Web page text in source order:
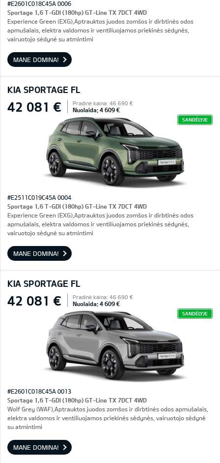
#E2601C018C45A 0006
Sportage 1,6 T-GDI (180hp) GT-Line TX 7DCT 4WD
Experience Green (EXG),Aptrauktos juodos zomšos ir dirbtinės odos
apmušalais, elektra valdomos ir ventiliuojamos priekinės sėdynės,
vairuotojo sėdynė su atmintimi
MANE DOMINA!
KIA SPORTAGE FL
42 081 € Pradinė kaina: 46 690 €
Nuolaida: 4 609 €
SANDĖLYJE
#E2511C019C45A 0004
Sportage 1,6 T-GDI (180hp) GT-Line TX 7DCT 4WD
Experience Green (EXG),Aptrauktos juodos zomšos ir dirbtinės odos
apmušalais, elektra valdomos ir ventiliuojamos priekinės sėdynės,
vairuotojo sėdynė su atmintimi
MANE DOMINA!
KIA SPORTAGE FL
42 081 € Pradinė kaina: 46 690 €
Nuolaida: 4 609 €
SANDĖLYJE
#E2601C018C45A 0013
Sportage 1,6 T-GDI (180hp) GT-Line TX 7DCT 4WD
Wolf Grey (WAF),Aptrauktos juodos zomšos ir dirbtinės odos apmušalais,
elektra valdomos ir ventiliuojamos priekinės sėdynės, vairuotojo sėdynė
su atmintimi
MANE DOMINA!